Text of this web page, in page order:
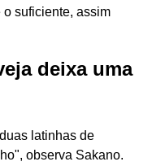
suficiente, assim
deixa uma
latinhas de
observa Sakano.